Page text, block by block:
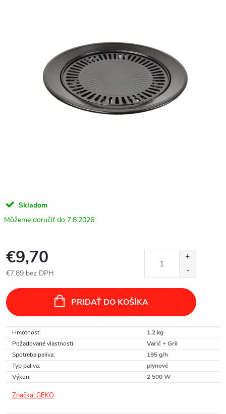
Skladom
7.8.2026
€9,70
€7,89 bez DPH
cena:
PRIDAŤ DO KOŠÍKA
Hmotnosť:
1,2 kg
Požadované vlastnosti:
Varič + Gril
Spotreba paliva:
195 g/h
Typ paliva:
plynové
Výkon: 2 500 W
Značka:GEKO